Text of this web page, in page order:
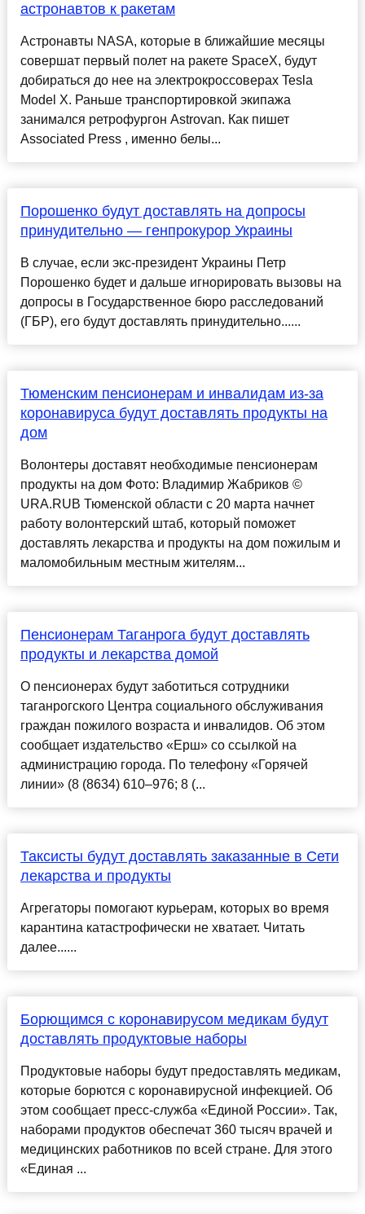
астронавтов к ракетам
Астронавты NASA, которые в ближайшие месяцы
совершат первый полет на ракете SpaceX, будут
добираться до нее на электрокроссоверах Tesla
Model X. Раньше транспортировкой экипажа
занимался ретрофургон Astrovan. Как пишет
Associated Press , именно белы...
Порошенко будут доставлять на допросы
принудительно — генпрокурор Украины
В случае, если экс-президент Украины Петр
Порошенко будет и дальше игнорировать вызовы на
допросы в Государственное бюро расследований
(ГБР), его будут доставлять принудительно......
Тюменским пенсионерам и инвалидам из-за
коронавируса будут доставлять продукты на
дом
Волонтеры доставят необходимые пенсионерам
продукты на дом Фото: Владимир Жабриков ©
URA.RUВ Тюменской области с 20 марта начнет
работу волонтерский штаб, который поможет
доставлять лекарства и продукты на дом пожилым и
маломобильным местным жителям...
Пенсионерам Таганрога будут доставлять
продукты и лекарства домой
О пенсионерах будут заботиться сотрудники
таганрогского Центра социального обслуживания
граждан пожилого возраста и инвалидов. Об этом
сообщает издательство «Ерш» со ссылкой на
администрацию города. По телефону «Горячей
линии» (8 (8634) 610–976; 8 (...
Таксисты будут доставлять заказанные в Сети
лекарства и продукты
Агрегаторы помогают курьерам, которых во время
карантина катастрофически не хватает. Читать
далее......
Борющимся с коронавирусом медикам будут
доставлять продуктовые наборы
Продуктовые наборы будут предоставлять медикам,
которые борются с коронавирусной инфекцией. Об
этом сообщает пресс-служба «Единой России». Так,
наборами продуктов обеспечат 360 тысяч врачей и
медицинских работников по всей стране. Для этого
«Единая ...